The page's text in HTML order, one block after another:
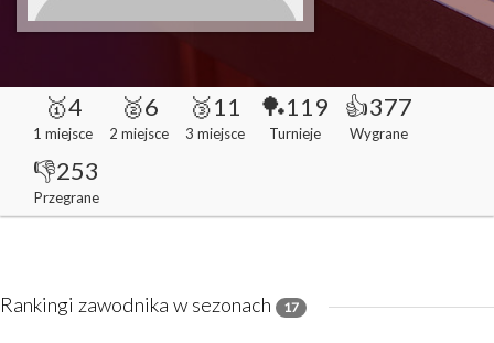
🥇4
1 miejsce
🥈6
2 miejsce
🥉11
3 miejsce
🏓119
Turnieje
👍377
Wygrane
👎253
Przegrane
Rankingi zawodnika w sezonach 17